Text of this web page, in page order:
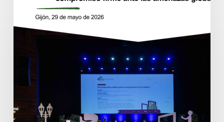
Trabajo
Social
mirada
y